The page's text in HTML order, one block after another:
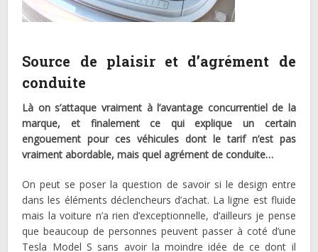
Source de plaisir et d’agrément de
conduite
Là on s’attaque vraiment à l’avantage concurrentiel de la
marque, et finalement ce qui explique un certain
engouement pour ces véhicules dont le tarif n’est pas
vraiment abordable, mais quel agrément de conduite…
On peut se poser la question de savoir si le design entre
dans les éléments déclencheurs d’achat. La ligne est fluide
mais la voiture n’a rien d’exceptionnelle, d’ailleurs je pense
que beaucoup de personnes peuvent passer à coté d’une
Tesla Model S sans avoir la moindre idée de ce dont il